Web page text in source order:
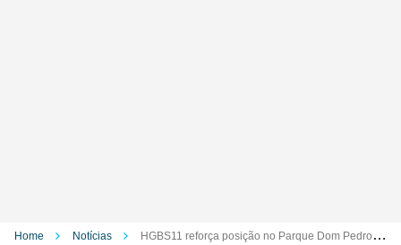
Home Notícias
HGBS11 reforça posição no Parque Dom Pedro e